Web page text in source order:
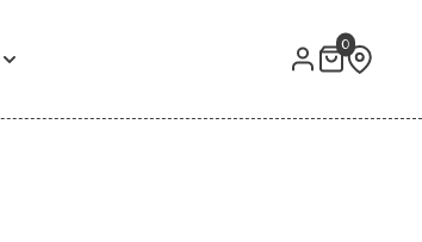
0